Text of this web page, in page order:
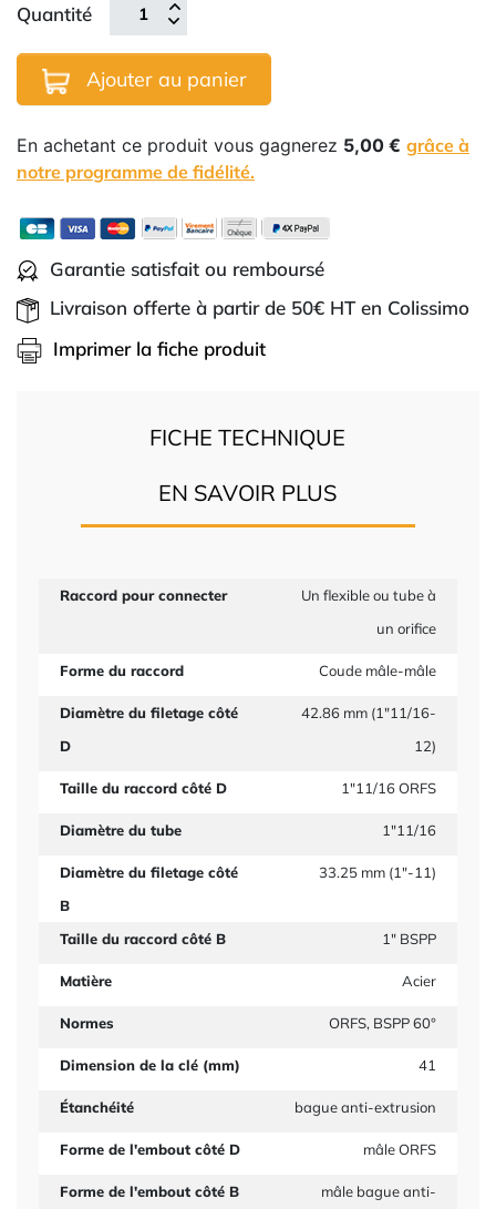
Quantité
Ajouter au panier
En achetant ce produit vous gagnerez 5,00 € grâce à
notre programme de fidélité.
Garantie satisfait ou remboursé
Livraison offerte à partir de 50€ HT en Colissimo
Imprimer la fiche produit
FICHE TECHNIQUE
EN SAVOIR PLUS
Raccord pour connecter
Un flexible ou tube à
un orifice
Forme du raccord Coude mâle-mâle
Diamètre du filetage côté
D
42.86 mm (1"11/16-
12)
Taille du raccord côté D 1"11/16 ORFS
Diamètre du tube 1"11/16
Diamètre du filetage côté
B
33.25 mm (1"-11)
Taille du raccord côté B 1" BSPP
Matière Acier
Normes ORFS, BSPP 60°
Dimension de la clé (mm) 41
Étanchéité bague anti-extrusion
Forme de l'embout côté D mâle ORFS
Forme de l'embout côté B mâle bague anti-